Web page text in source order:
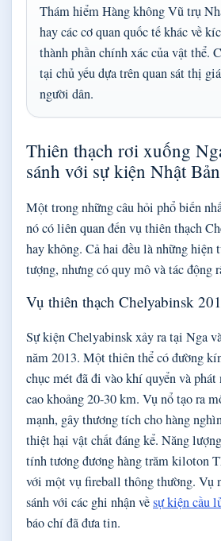
Thám hiểm Hàng không Vũ trụ
hay các cơ quan quốc tế khác về
thành phần chính xác của vật thể.
tại chủ yếu dựa trên quan sát thị
người dân.
Thiên thạch rơi xuống
sánh với sự kiện Nhật Bản
Một trong những câu hỏi phổ biến
nó có liên quan đến vụ thiên thạch
hay không. Cả hai đều là những hiện
tượng, nhưng có quy mô và tác động
Vụ thiên thạch Chelyabinsk
Sự kiện Chelyabinsk xảy ra tại Nga
năm 2013. Một thiên thể có đường
chục mét đã đi vào khí quyển và
cao khoảng 20-30 km. Vụ nổ tạo ra
mạnh, gây thương tích cho hàng
thiệt hại vật chất đáng kể. Năng
tính tương đương hàng trăm kiloton
với một vụ fireball thông thường. Vụ
sánh với các ghi nhận vềsự kiện cầu
báo chí đã đưa tin.